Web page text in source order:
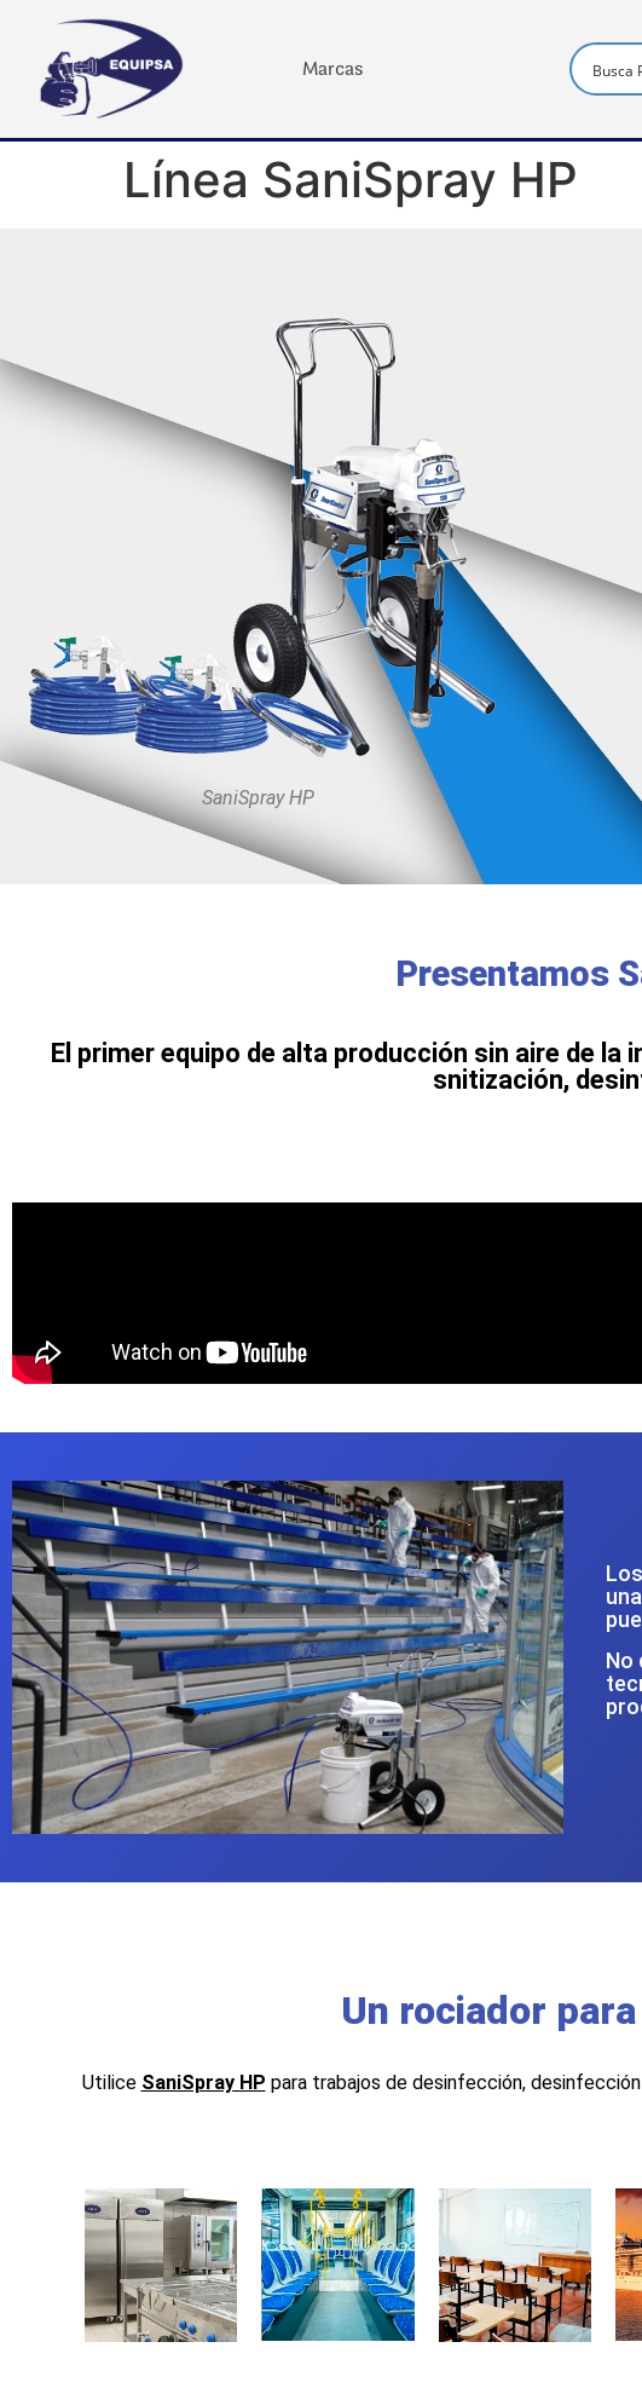
Marcas
Línea SaniSpray HP
SaniSpray HP
Presentamos
El primer equipo de alta producción sin aire de
snitización,
No
Un rociador
Utilice SaniSpray HP para trabajos de desinfección,